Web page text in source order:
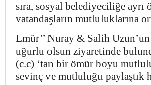
sıra, sosyal belediyeciliğe ayrı
vatandaşların mutluluklarına
Emür’’ Nuray & Salih
uğurlu olsun ziyaretinde
(c.c) ‘tan bir ömür boyu
sevinç ve mutluluğu paylaştık